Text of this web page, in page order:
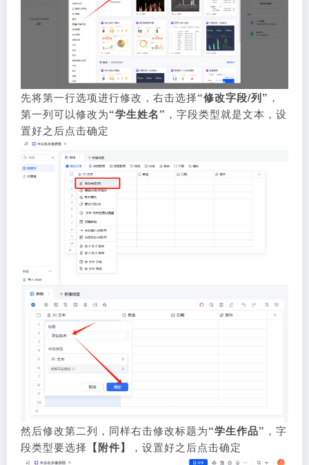
先将第一行选项进行修改，右击选择“修改字段/列” ，
第一列可以修改为“学生姓名” ，字段类型就是文本，设
置好之后点击确定
然后修改第二列，同样右击修改标题为“学生作品” ，字
段类型要选择 【附件】 ，设置好之后点击确定